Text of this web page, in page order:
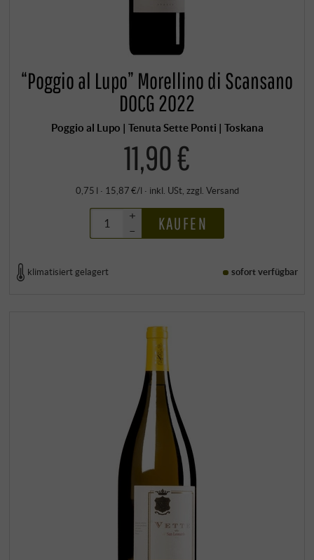
“Poggio al Lupo” Morellino di Scansano
DOCG 2022
Poggio al Lupo | Tenuta Sette Ponti | Toskana
11,90 €
0,75 l · 15,87 €/l · inkl. USt, zzgl. Versand
+
–
KAUFEN
klimatisiert gelagert sofort verfügbar